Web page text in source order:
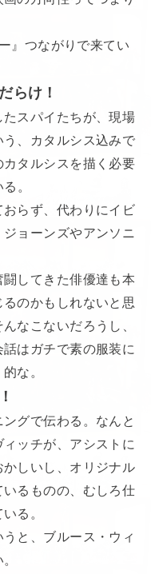
』つながりで来てい
らけ！
スパイたちが、現場
、カタルシス込みで
タルシスを描く必要
。
らず、代わりにイビ
ョーンズやアンソニ
してきた俳優達も本
のかもしれないと思
なこないだろうし、
はガチで素の服装に
な。
グで伝わる。なんと
ッチが、アシストに
しいし、オリジナル
るものの、むしろ仕
る。
と、ブルース・ウィ